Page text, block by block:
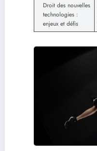
Droit des nouvelles
technologies :
enjeux et défis